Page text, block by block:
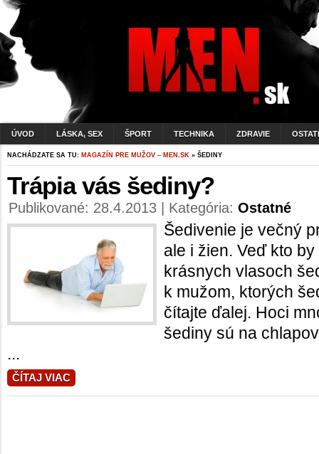
ÚVOD LÁSKA, SEX ŠPORT TECHNIKA ZDRAVIE
NACHÁDZATE SA TU: MAGAZÍN PRE MUŽOV – MEN.SK » ŠEDINY
Trápia vás šediny?
Publikované: 28.4.2013 | Kategória: Ostatné
Šedivenie je večný
ale i žien. Veď kto
krásnych vlasoch
k mužom, ktorých
čítajte ďalej. Hoci
šediny sú na
...
ČÍTAJ VIAC